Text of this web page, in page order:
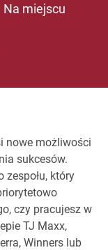
Na miejscu
nowe możliwości
sukcesów.
zespołu, który
czy pracujesz w
TJ Maxx,
Winners lub